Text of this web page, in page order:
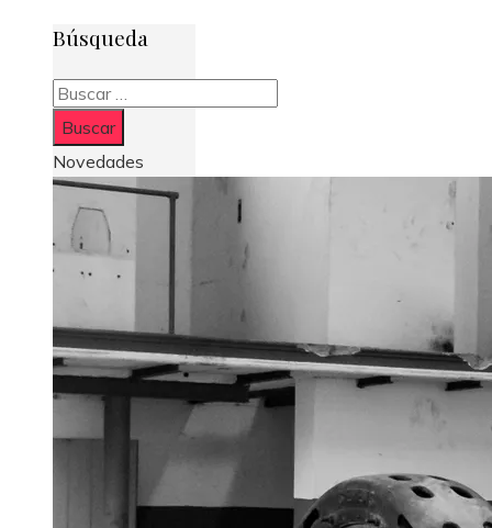
Búsqueda
Buscar:
Novedades